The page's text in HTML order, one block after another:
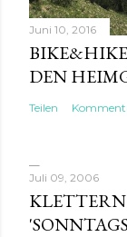
Juni 10, 2016
DEN
Teilen
Juli 09, 2006